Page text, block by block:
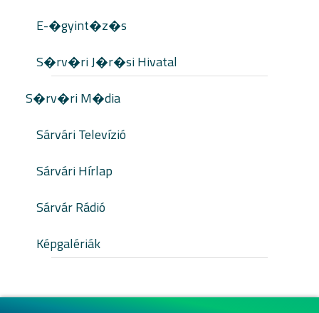
E-�gyint�z�s
S�rv�ri J�r�si Hivatal
S�rv�ri M�dia
Sárvári Televízió
Sárvári Hírlap
Sárvár Rádió
Képgalériák